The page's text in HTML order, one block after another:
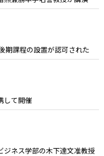
期課程の設置が認可された
して開催
ジネス学部の木下達文准教授